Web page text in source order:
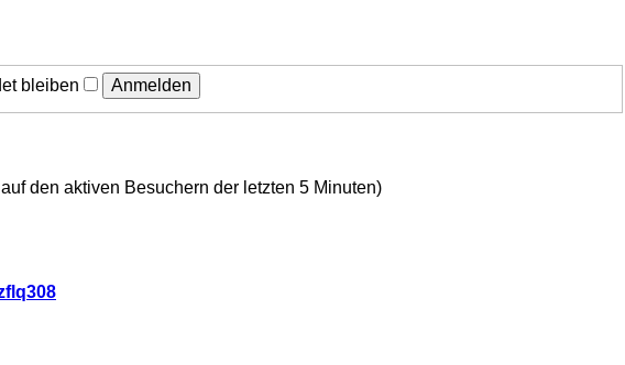
bleiben
den aktiven Besuchern der letzten 5 Minuten)